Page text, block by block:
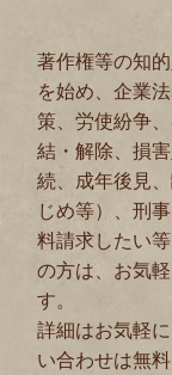
著作権等の知
を始め、企業
策、労使紛争
結・解除、損
続、成年後見
じめ等）、刑
料請求したい
の方は、お気
す。
詳細はお気軽
い合わせは無料